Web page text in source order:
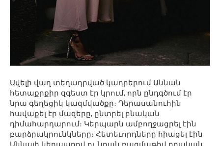
Ավելի վաղ տեղադրված կադրերում Աննան
հետաքրքիր զգեստ էր կրում, որն ընդգծում էր
նրա գեղեցիկ կազմվածքը։ Դերասանուհին
հավաքել էր մազերը, ընտրել բնական
դիմահարդարում։ Կերպարն ամբողջացրել էին
բարձրակրունկները։ Հետեւորդները հիացել էին